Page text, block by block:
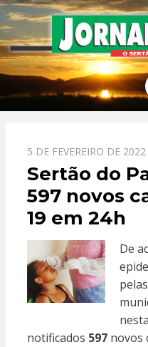
PPOSTADO
EM
5 DE FEVEREIRO DE 2022
Sertão do
597 novos
19 em 24h
De
notificados 597 novos